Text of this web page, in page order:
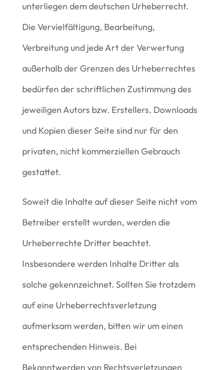
unterliegen dem deutschen Urheberrecht.
Die Vervielfältigung, Bearbeitung,
Verbreitung und jede Art der Verwertung
außerhalb der Grenzen des Urheberrechtes
bedürfen der schriftlichen Zustimmung des
jeweiligen Autors bzw. Erstellers. Downloads
und Kopien dieser Seite sind nur für den
privaten, nicht kommerziellen Gebrauch
gestattet.
Soweit die Inhalte auf dieser Seite nicht vom
Betreiber erstellt wurden, werden die
Urheberrechte Dritter beachtet.
Insbesondere werden Inhalte Dritter als
solche gekennzeichnet. Sollten Sie trotzdem
auf eine Urheberrechtsverletzung
aufmerksam werden, bitten wir um einen
entsprechenden Hinweis. Bei
Bekanntwerden von Rechtsverletzungen